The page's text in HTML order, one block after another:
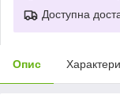
Доступна
Опис